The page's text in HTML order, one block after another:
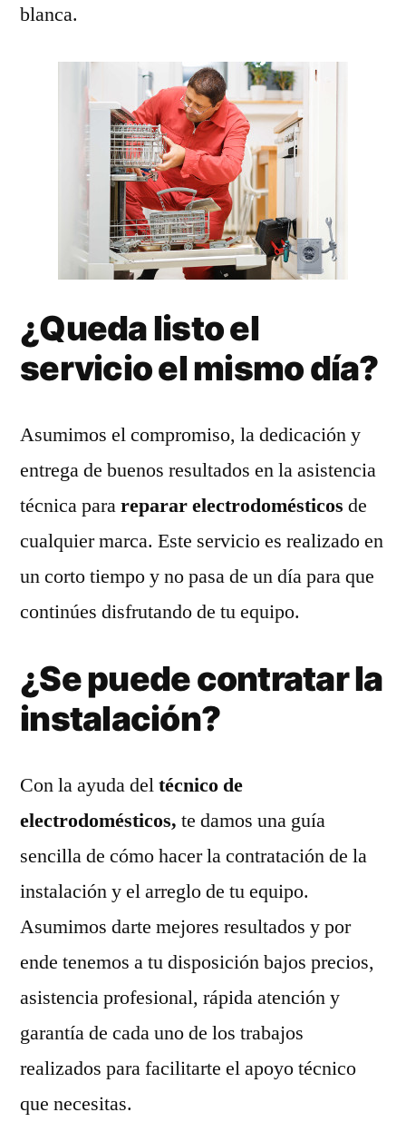
blanca.
¿Queda listo el
servicio el mismo día?
Asumimos el compromiso, la dedicación y
entrega de buenos resultados en la asistencia
técnica parareparar electrodomésticos de
cualquier marca. Este servicio es realizado en
un corto tiempo y no pasa de un día para que
continúes disfrutando de tu equipo.
¿Se puede contratar la
instalación?
Con la ayuda deltécnico de
electrodomésticos, te damos una guía
sencilla de cómo hacer la contratación de la
instalación y el arreglo de tu equipo.
Asumimos darte mejores resultados y por
ende tenemos a tu disposición bajos precios,
asistencia profesional, rápida atención y
garantía de cada uno de los trabajos
realizados para facilitarte el apoyo técnico
que necesitas.